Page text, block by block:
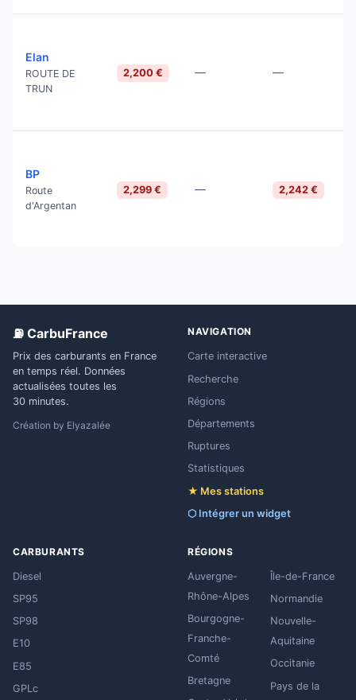
Elan
ROUTE DE
TRUN
2,200 € — —
BP
Route
d'Argentan
2,299 € — 2,242 €
⛽ CarbuFrance
Prix des carburants en France
en temps réel. Données
actualisées toutes les
30 minutes.
Création by Elyazalée
NAVIGATION
Carte interactive
Recherche
Régions
Départements
Ruptures
Statistiques
★ Mes stations
⬡ Intégrer un widget
CARBURANTS
Diesel
SP95
SP98
E10
E85
GPLc
RÉGIONS
Auvergne-
Rhône-Alpes
Bourgogne-
Franche-
Comté
Bretagne
Île-de-France
Normandie
Nouvelle-
Aquitaine
Occitanie
Pays de la